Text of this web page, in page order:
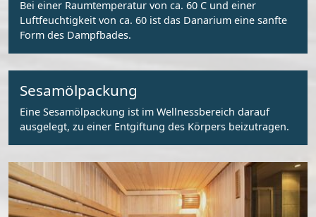
Bei einer Raumtemperatur von ca. 60 C und einer
Luftfeuchtigkeit von ca. 60 ist das Danarium eine sanfte
Form des Dampfbades.
Sesamölpackung
Eine Sesamölpackung ist im Wellnessbereich darauf
ausgelegt, zu einer Entgiftung des Körpers beizutragen.